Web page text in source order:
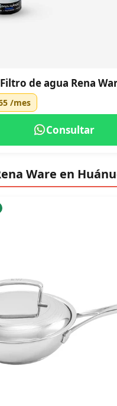
de agua Rena
/mes
Consultar
Ware en